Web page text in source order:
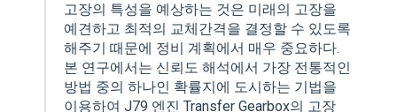
고장의 특성을 예상하는 것은 미래의 고장을
예견하고 최적의 교체간격을 결정할 수 있도록
해주기 때문에 정비 계획에서 매우 중요하다.
본 연구에서는 신뢰도 해석에서 가장 전통적인
방법 중의 하나인 확률지에 도시하는 기법을
이용하여 J79 엔진 Transfer Gearbox의 고장